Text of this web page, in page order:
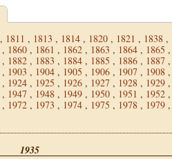
, 1811 , 1813 , 1814 , 1820 , 1821 , 1838 ,
, 1860 , 1861 , 1862 , 1863 , 1864 , 1865 ,
, 1882 , 1883 , 1884 , 1885 , 1886 , 1887 ,
, 1903 , 1904 , 1905 , 1906 , 1907 , 1908 ,
, 1924 , 1925 , 1926 , 1927 , 1928 , 1929 ,
, 1947 , 1948 , 1949 , 1950 , 1951 , 1952 ,
, 1972 , 1973 , 1974 , 1975 , 1978 , 1979 ,
1935